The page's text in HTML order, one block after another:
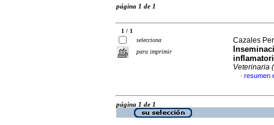
página 1 de 1
1 / 1
selecciona
para imprimir
Cazales
Veterinaria
· resumen
página 1 de 1